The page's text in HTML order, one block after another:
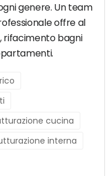
genere. Un team
offre al
rifacimento bagni
cucina
interna